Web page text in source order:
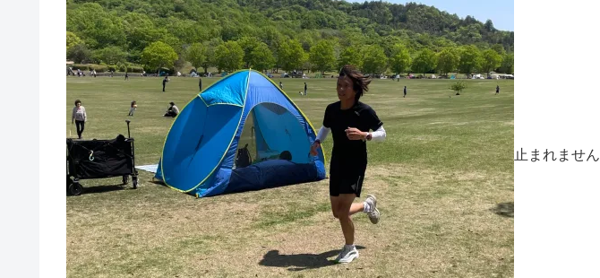
止まれません